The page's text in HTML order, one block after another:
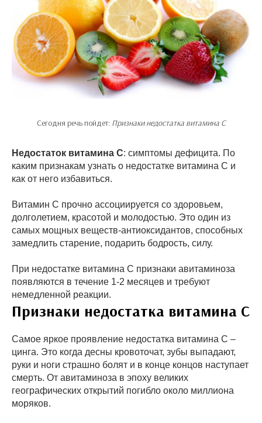
Сегодня речь пойдет: Признаки недостатка витамина С
Недостаток витамина С: симптомы дефицита. По
каким признакам узнать о недостатке витамина С и
как от него избавиться.
Витамин С прочно ассоциируется со здоровьем,
долголетием, красотой и молодостью. Это один из
самых мощных веществ-антиоксидантов, способных
замедлить старение, подарить бодрость, силу.
При недостатке витамина С признаки авитаминоза
появляются в течение 1-2 месяцев и требуют
немедленной реакции.
Признаки недостатка витамина С
Самое яркое проявление недостатка витамина С –
цинга. Это когда десны кровоточат, зубы выпадают,
руки и ноги страшно болят и в конце концов наступает
смерть. От авитаминоза в эпоху великих
географических открытий погибло около миллиона
моряков.